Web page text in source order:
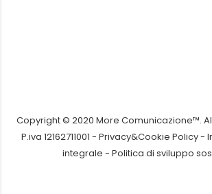
Copyright © 2020 More Comunicazione™.
P.iva 12162711001 - Privacy&Cookie Policy-
integrale - Politica di sviluppo